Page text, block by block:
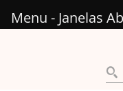
Menu - Janelas